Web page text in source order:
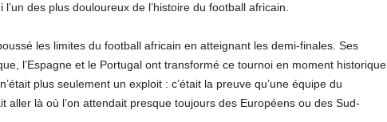
l’un des plus douloureux de l’histoire du football africain.
les limites du football africain en atteignant les demi-finales. Ses
l’Espagne et le Portugal ont transformé ce tournoi en moment historique
plus seulement un exploit : c’était la preuve qu’une équipe du
aller là où l’on attendait presque toujours des Européens ou des Sud-